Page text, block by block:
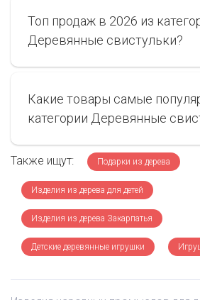
Топ продаж в 2026 из
Деревянные свистульки?
Какие товары самые
категории Деревянные
Также ищут: Подарки из дерева
Изделия из дерева для детей
Изделия из дерева Закарпатья
Детские деревянные игрушки